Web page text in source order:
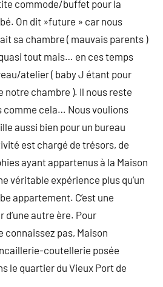
commode/buffet pour la
On dit »future » car nous
sa chambre ( mauvais parents )
tout mais… en ces temps
atelier ( baby J étant pour
notre chambre ). Il nous reste
comme cela… Nous voulions
aussi bien pour un bureau
est chargé de trésors, de
ayant appartenus à la Maison
véritable expérience plus qu’un
appartement. C’est une
d’une autre ère. Pour
connaissez pas, Maison
coutellerie posée
le quartier du Vieux Port de